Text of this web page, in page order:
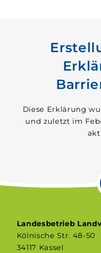
Diese Erklärung
und zuletzt im
Landesbetrieb
Kölnische Str. 48-50
34117 Kassel